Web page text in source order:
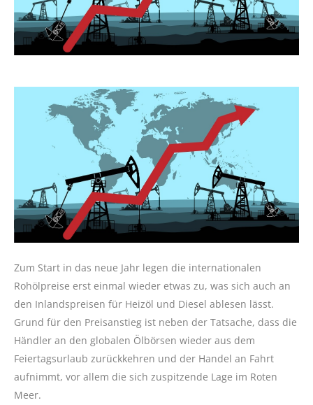
Zum Start in das neue Jahr legen die internationalen
Rohölpreise erst einmal wieder etwas zu, was sich auch an
den Inlandspreisen für Heizöl und Diesel ablesen lässt.
Grund für den Preisanstieg ist neben der Tatsache, dass die
Händler an den globalen Ölbörsen wieder aus dem
Feiertagsurlaub zurückkehren und der Handel an Fahrt
aufnimmt, vor allem die sich zuspitzende Lage im Roten
Meer.